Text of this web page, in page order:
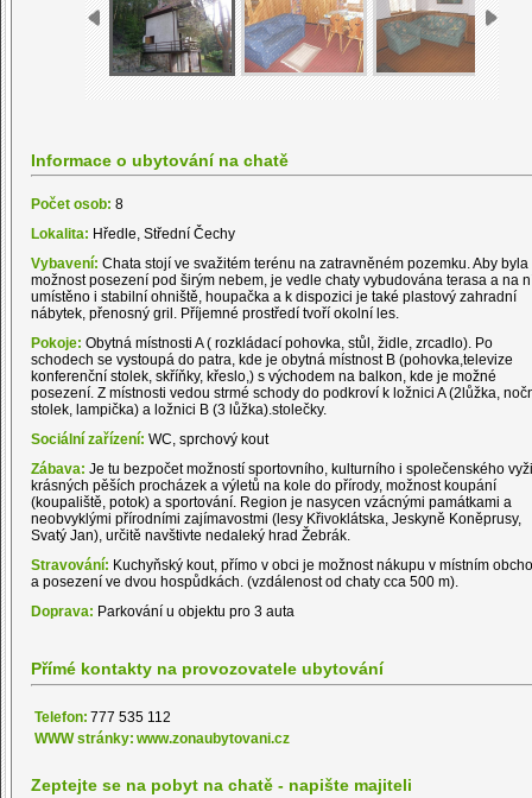
Informace o ubytování na chatě
Počet osob: 8
Lokalita: Hředle, Střední Čechy
Vybavení: Chata stojí ve svažitém terénu na zatravněném pozemku. Aby byla
možnost posezení pod širým nebem, je vedle chaty vybudována terasa a na
umístěno i stabilní ohniště, houpačka a k dispozici je také plastový zahradní
nábytek, přenosný gril. Příjemné prostředí tvoří okolní les.
Pokoje: Obytná místnosti A ( rozkládací pohovka, stůl, židle, zrcadlo). Po
schodech se vystoupá do patra, kde je obytná místnost B (pohovka,televize
konferenční stolek, skříňky, křeslo,) s východem na balkon, kde je možné
posezení. Z místnosti vedou strmé schody do podkroví k ložnici A (2lůžka,
stolek, lampička) a ložnici B (3 lůžka).stolečky.
Sociální zařízení: WC, sprchový kout
Zábava: Je tu bezpočet možností sportovního, kulturního i společenského
krásných pěších procházek a výletů na kole do přírody, možnost koupání
(koupaliště, potok) a sportování. Region je nasycen vzácnými památkami a
neobvyklými přírodními zajímavostmi (lesy Křivoklátska, Jeskyně Koněprusy,
Svatý Jan), určitě navštivte nedaleký hrad Žebrák.
Stravování: Kuchyňský kout, přímo v obci je možnost nákupu v místním
a posezení ve dvou hospůdkách. (vzdálenost od chaty cca 500 m).
Doprava: Parkování u objektu pro 3 auta
Přímé kontakty na provozovatele ubytování
Telefon: 777 535 112
WWW stránky: www.zonaubytovani.cz
Zeptejte se na pobyt na chatě - napište majiteli